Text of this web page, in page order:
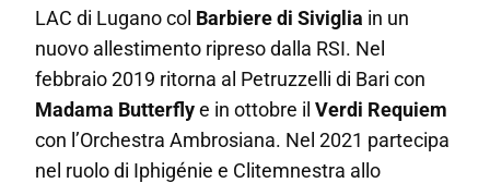
LAC di Lugano col Barbiere di Siviglia in un
nuovo allestimento ripreso dalla RSI. Nel
febbraio 2019 ritorna al Petruzzelli di Bari con
Madama Butterflye in ottobre il Verdi Requiem
con l’Orchestra Ambrosiana. Nel 2021 partecipa
nel ruolo di Iphigénie e Clitemnestra allo